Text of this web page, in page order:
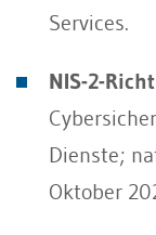
Services.
NIS-2-
Dienste;
Oktober